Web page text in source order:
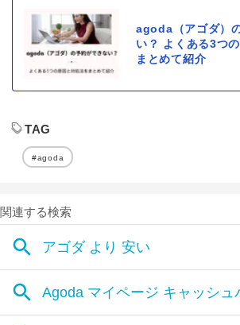
agoda（アゴダ）
い？ よくある3つ
まとめて紹介
TAG
#agoda